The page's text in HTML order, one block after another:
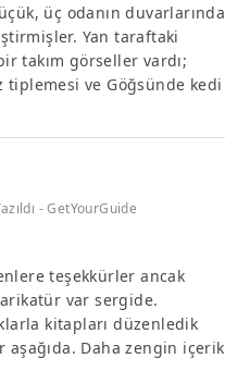
üç odanın duvarlarında
Yan taraftaki
takım görseller vardı;
ve Göğsünde kedi
- GetYourGuide
teşekkürler ancak
var sergide.
kitapları düzenledik
Daha zengin içerik